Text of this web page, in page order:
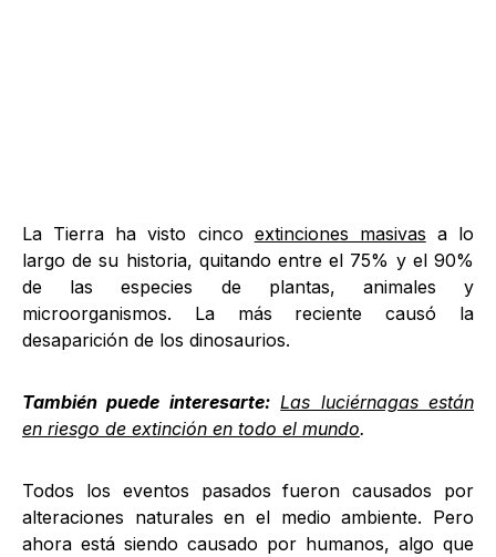
La Tierra ha visto cinco extinciones masivas a lo
largo de su historia, quitando entre el 75% y el 90%
de las especies de plantas, animales y
microorganismos. La más reciente causó la
desaparición de los dinosaurios.
También puede interesarte: Las luciérnagas están
en riesgo de extinción en todo el mundo.
Todos los eventos pasados ​​fueron causados ​​por
alteraciones naturales en el medio ambiente. Pero
ahora está siendo causado por humanos, algo que